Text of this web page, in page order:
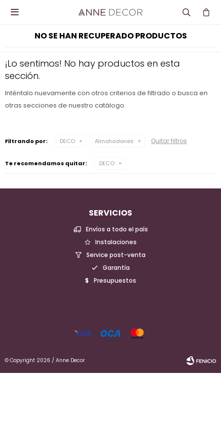

NO SE HAN RECUPERADO PRODUCTOS
¡Lo sentimos! No hay productos en esta
sección.
Inténtalo nuevamente con otros criterios de filtrado o busca en
otras secciones de nuestro catálogo.
Filtrando por: DECO Almohadones Quitar filtros
Te recomendamos quitar: DECO
SERVICIOS
Envíos a todo el país
Instalaciones
Service post-venta
Garantía
Presupuestos
© Copyright 2026 / Anne Decor